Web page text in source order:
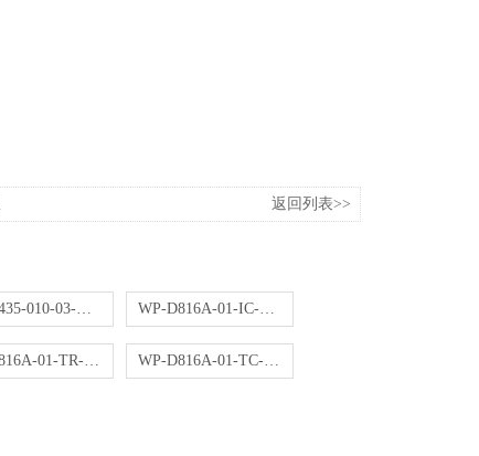
返回列表>>
WP-D435-010-03-NN操作器 WP-D816A-01-IC-HL控制仪
WP-D816A-01-TR-NN控制仪 WP-D816A-01-TC-NN控制仪